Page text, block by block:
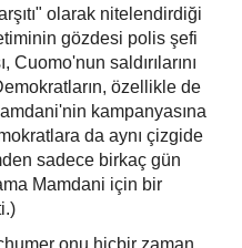
olarak nitelendirdiği
gözdesi polis şefi
saldırılarını
özellikle de
kampanyasına
da aynı çizgide
sadece birkaç gün
Mamdani için bir
onu hiçbir zaman